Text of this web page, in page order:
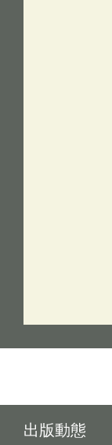
出版動態